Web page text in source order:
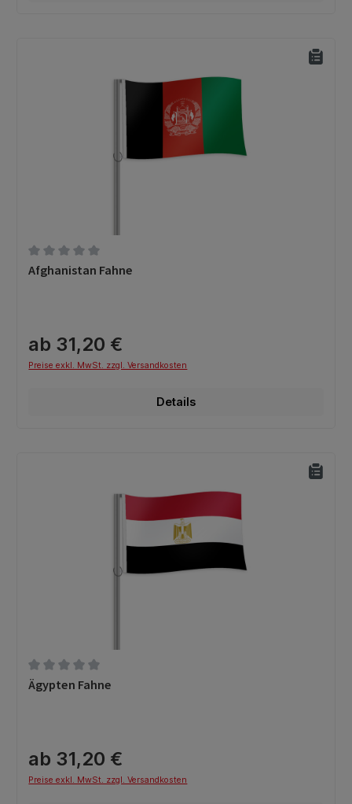
Durchschnittliche Bewertung von 0 von 5 Sternen
Afghanistan Fahne
ab 31,20 €
Preise exkl. MwSt. zzgl. Versandkosten
Details
Durchschnittliche Bewertung von 0 von 5 Sternen
Ägypten Fahne
ab 31,20 €
Preise exkl. MwSt. zzgl. Versandkosten